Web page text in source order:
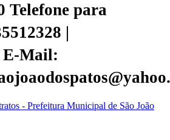
Telefone para
|
E-Mail:
- Prefeitura Municipal de São João